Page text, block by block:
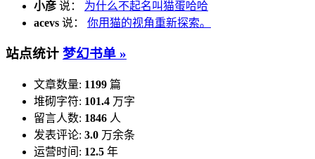
小彦 说： 为什么不起名叫猫蛋哈哈
acevs 说： 你用猫的视角重新探索。
站点统计 梦幻书单 »
文章数量: 1199 篇
堆砌字符: 101.4 万字
留言人数: 1846 人
发表评论: 3.0 万余条
运营时间: 12.5 年